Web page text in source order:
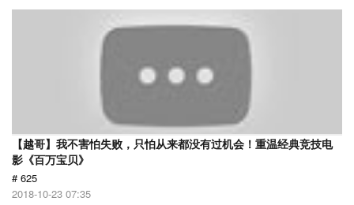
【越哥】我不害怕失败，只怕从来都没有过机会！重温经典竞技电
影《百万宝贝》
# 625
2018-10-23 07:35